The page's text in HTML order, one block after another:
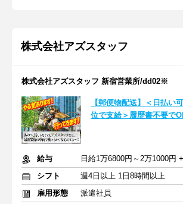
株式会社アズスタッフ
株式会社アズスタッフ 新宿営業所/dd02※
【郵便物配送】＜日払い
位で支給＞履歴書不要で
給与
日給1万6800円～2万1000円
シフト
週4日以上 1日8時間以上
雇用形態
派遣社員